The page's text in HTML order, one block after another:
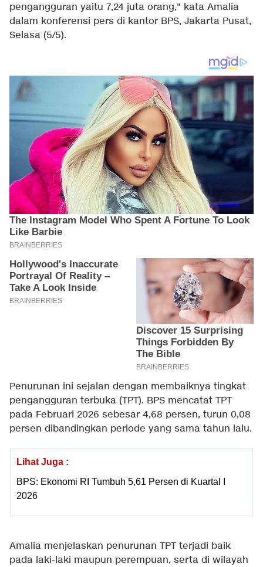
pengangguran yaitu 7,24 juta orang," kata Amalia
dalam konferensi pers di kantor BPS, Jakarta Pusat,
Selasa (5/5).
Penurunan ini sejalan dengan membaiknya tingkat
pengangguran terbuka (TPT). BPS mencatat TPT
pada Februari 2026 sebesar 4,68 persen, turun 0,08
persen dibandingkan periode yang sama tahun lalu.
Lihat Juga :
BPS: Ekonomi RI Tumbuh 5,61 Persen di Kuartal I
2026
Amalia menjelaskan penurunan TPT terjadi baik
pada laki-laki maupun perempuan, serta di wilayah